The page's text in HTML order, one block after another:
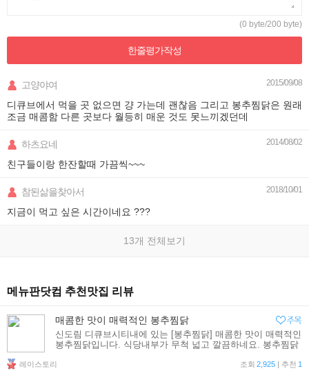
(0 byte/200 byte)
한줄평가작성
고양야여 2015/09/08
디큐브에서 먹을 곳 없으면 걍 가는데 괜찮음 그리고 봉추찜닭은 원래
조금 매콤함 다른 곳보다 월등히 매운 것도 못느끼겠던데
하츠요네 2014/08/02
친구들이랑 한잔할때 가끔씩~~~
참된삶을찾아서 2018/10/01
지금이 먹고 싶은 시간이네요 ???
13개 전체보기
메뉴판닷컴 추천맛집 리뷰
매콤한 맛이 매력적인 봉추찜닭
신도림 디큐브시티내에 있는 [봉추찜닭] 매콤한 맛이 매력적인
봉추찜닭입니다. 식당내부가 무척 넓고 깔끔하네요. 봉추찜닭
앉아서 주문을 했습니다. 찜닭 小 [25,000]를 주
레이스토리 조회 2,925 | 추천 1